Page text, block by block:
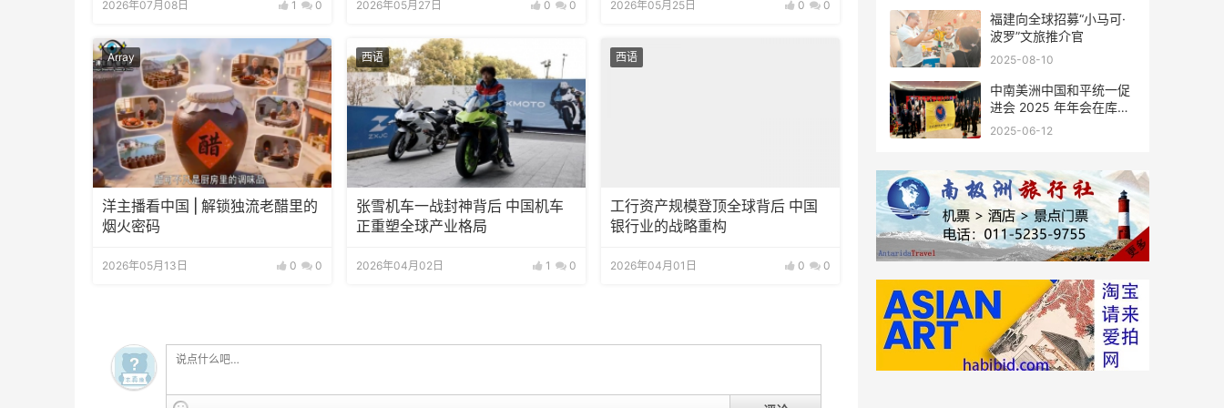
2026年07月08日 1 0 2026年05月27日 0 0 2026年05月25日 0 0
Array
洋主播看中国 | 解锁独流老醋里的
烟火密码
2026年05月13日 0 0
西语
张雪机车一战封神背后 中国机车
正重塑全球产业格局
2026年04月02日 1 0
西语
工行资产规模登顶全球背后 中国
银行业的战略重构
2026年04月01日 0 0
福建向全球招募“小马可·
波罗”文旅推介官
2025-08-10
中南美洲中国和平统一促
进会 2025 年年会在库拉
索圆满举行，共绘反“独”
2025-06-12